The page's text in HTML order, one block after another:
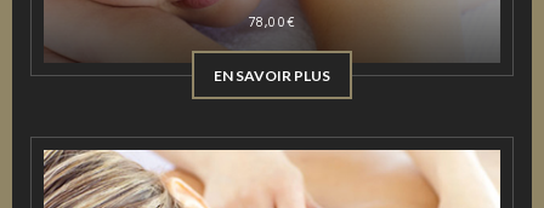
78,00€
EN SAVOIR PLUS